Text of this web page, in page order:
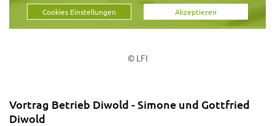
Akzeptieren
Cookies Einstellungen
© LFI
Vortrag Betrieb Diwold - Simone und Gottfried
Diwold